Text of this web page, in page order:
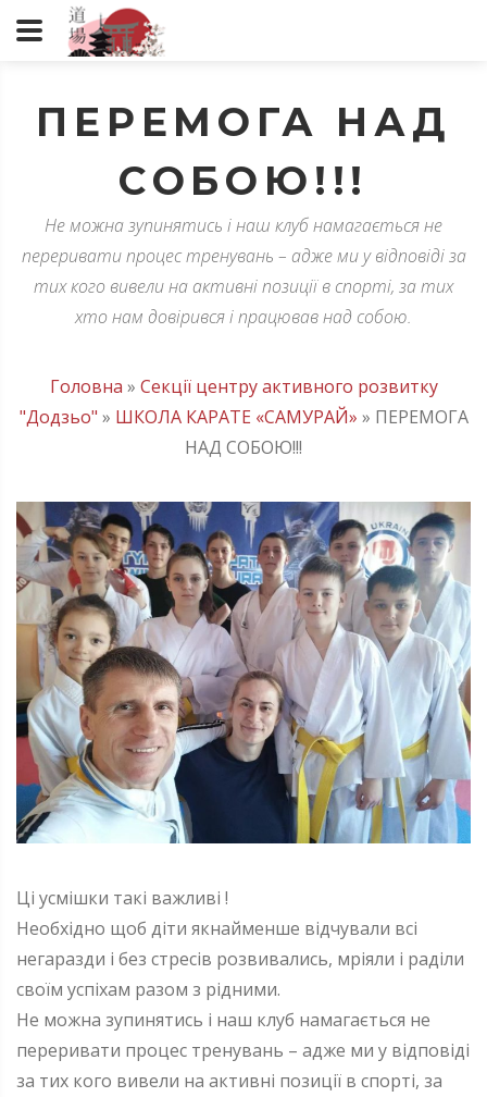
ПЕРЕМОГА НАД
СОБОЮ!!!
Не можна зупинятись і наш клуб намагається не
переривати процес тренувань – адже ми у відповіді за
тих кого вивели на активні позиції в спорті, за тих
хто нам довірився і працював над собою.
Головна » Секції центру активного розвитку
"Додзьо" » ШКОЛА КАРАТЕ «САМУРАЙ» » ПЕРЕМОГА
НАД СОБОЮ!!!
Ці усмішки такі важливі !
Необхідно щоб діти якнайменше відчували всі
негаразди і без стресів розвивались, мріяли і раділи
своїм успіхам разом з рідними.
Не можна зупинятись і наш клуб намагається не
переривати процес тренувань – адже ми у відповіді
за тих кого вивели на активні позиції в спорті, за